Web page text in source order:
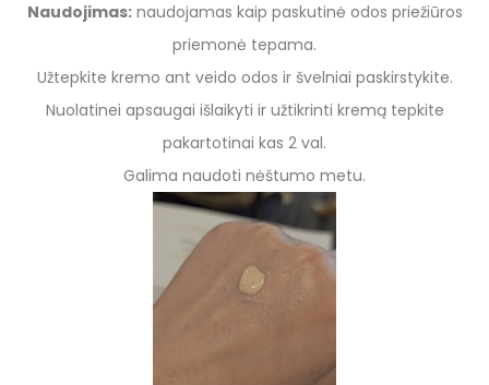
Naudojimas:naudojamas kaip paskutinė odos priežiūros
priemonė tepama.
Užtepkite kremo ant veido odos ir švelniai paskirstykite.
Nuolatinei apsaugai išlaikyti ir užtikrinti kremą tepkite
pakartotinai kas 2 val.
Galima naudoti nėštumo metu.